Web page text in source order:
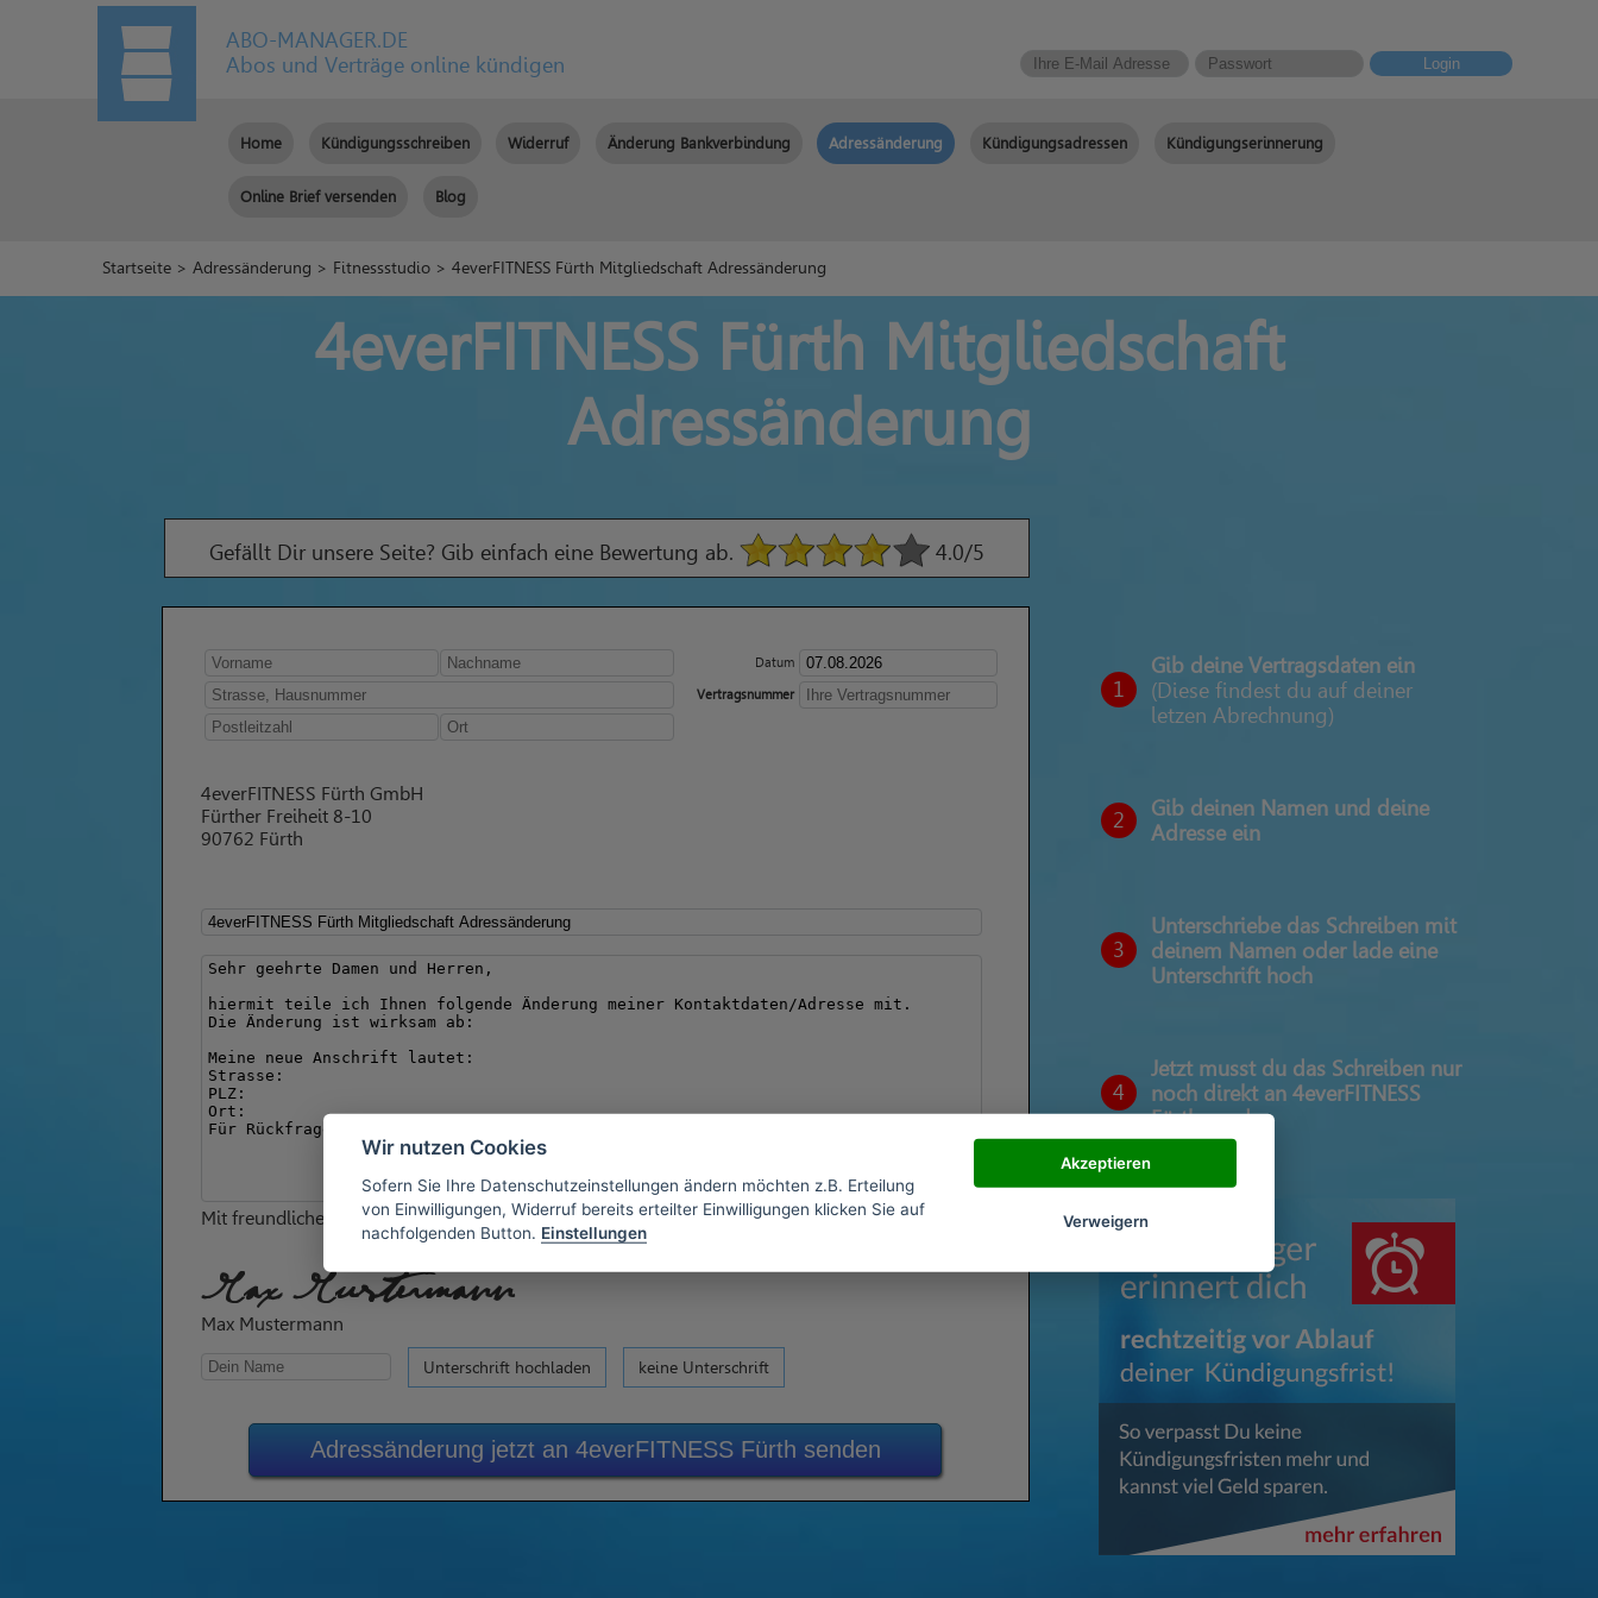
ABO-MANAGER.DE
Abos und Verträge online kündigen
Login
Home Kündigungsschreiben Widerruf Änderung Bankverbindung Adressänderung Kündigungsadressen Kündigungserinnerung
Online Brief versenden Blog
Startseite >Adressänderung > Fitnessstudio > 4everFITNESS Fürth Mitgliedschaft Adressänderung
4everFITNESS Fürth Mitgliedschaft
Adressänderung
Gefällt Dir unsere Seite? Gib einfach eine Bewertung ab. 4.0/5
Datum
Vertragsnummer
4everFITNESS Fürth GmbH
Fürther Freiheit 8-10
90762 Fürth
Mit freundlichen Grüßen
Max Mustermann
Max Mustermann
Unterschrift hochladen keine Unterschrift
Adressänderung jetzt an 4everFITNESS Fürth senden
1
Gib deine Vertragsdaten ein
(Diese findest du auf deiner
letzen Abrechnung)
2
Gib deinen Namen und deine
Adresse ein
3
Unterschriebe das Schreiben mit
deinem Namen oder lade eine
Unterschrift hoch
4
Jetzt musst du das Schreiben nur
noch direkt an 4everFITNESS
Fürth senden
Wir nutzen Cookies
Sofern Sie Ihre Datenschutzeinstellungen ändern möchten z.B. Erteilung
von Einwilligungen, Widerruf bereits erteilter Einwilligungen klicken Sie auf
nachfolgenden Button. Einstellungen
Akzeptieren
Verweigern